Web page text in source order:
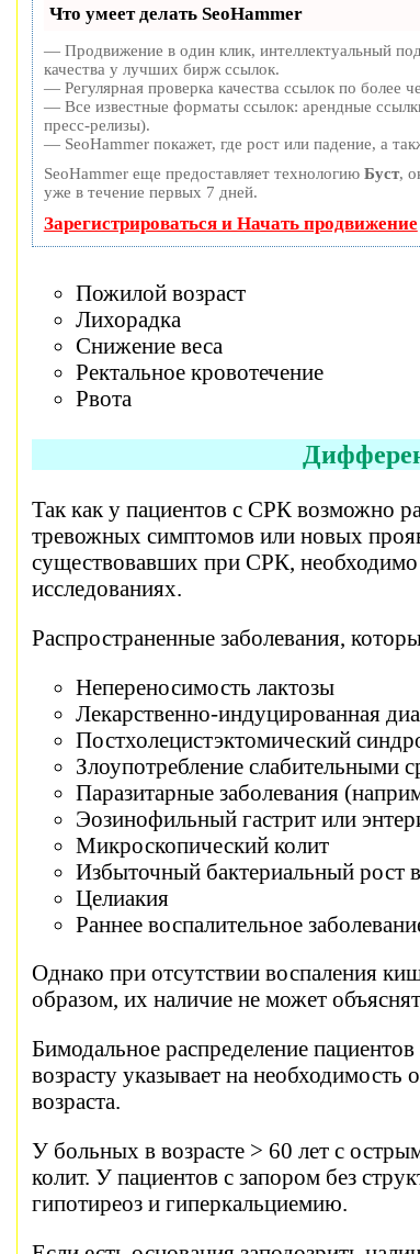
Что умеет делать SeoHammer
— Продвижение в один клик, интеллектуальный
качества у лучших бирж ссылок.
— Регулярная проверка качества ссылок по более
— Все известные форматы ссылок: арендные
пресс-релизы).
— SeoHammer покажет, где рост или падение, а
SeoHammer еще предоставляет технологию Буст,
уже в течение первых 7 дней.
Зарегистрироваться и Начать продвижение
Пожилой возраст
Лихорадка
Снижение веса
Ректальное кровотечение
Рвота
Так как у пациентов с СРК возможно
тревожных симптомов или новых
существовавших при СРК, необходимо
исследованиях.
Распространенные заболевания,
Непереносимость лактозы
Лекарственно-индуцированная
Постхолецистэктомический
Злоупотребление слабительными
Паразитарные заболевания
Эозинофильный гастрит или
Микроскопический колит
Избыточный бактериальный рост
Целиакия
Раннее воспалительное
Однако при отсутствии воспаления
образом, их наличие не может
Бимодальное распределение
возрасту указывает на
возраста.
У больных в возрасте > 60 лет с
колит. У пациентов с запором без
гипотиреоз и гиперкальциемию.